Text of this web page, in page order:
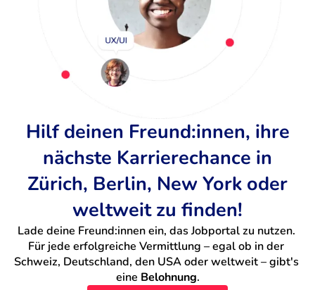
Hilf deinen Freund:innen, ihre
nächste Karrierechance in
Zürich, Berlin, New York oder
weltweit zu finden!
Lade deine Freund:innen ein, das Jobportal zu nutzen.
Für jede erfolgreiche Vermittlung – egal ob in der
Schweiz, Deutschland, den USA oder weltweit – gibt's
eine Belohnung.